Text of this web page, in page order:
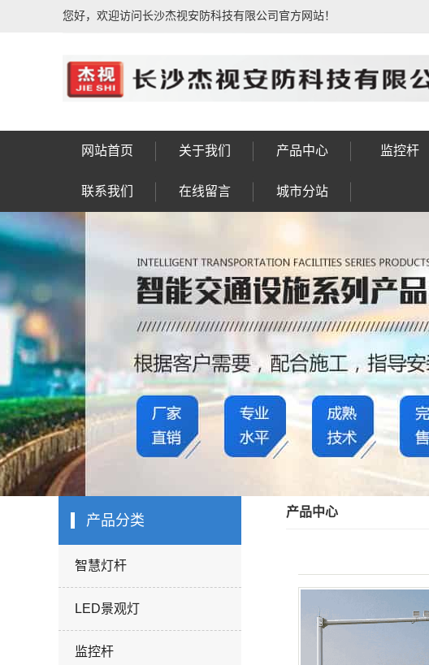
您好，欢迎访问长沙杰视安防科技有限公司官方网站！
网站首页 关于我们
公司简介
荣誉资质
公司相册
企业文化
发展历程
售后服务
联系我们
产品中心
智慧灯杆
LED景观灯
监控杆
标志杆
龙门架
F型显示屏杆
高杆灯
太阳能路灯
信号灯杆
监控八棱杆
信号灯八棱杆
机柜
操作台
实验台
控制台
工作台
钣金
设备箱
岗亭
监控电视墙
车牌识别系统
人行通道闸系统
动态人脸识别系
车位引导系统
楼宇对讲系统
公共广播系统
防盗报警系统
门禁考勤系统
视频会议系统
综合布线系统
IPTV电视系统
电子围栏系统
视频监控系统
监控杆
联系我们 在线留言 城市分站
产品分类
智慧灯杆
LED景观灯
监控杆
产品中心